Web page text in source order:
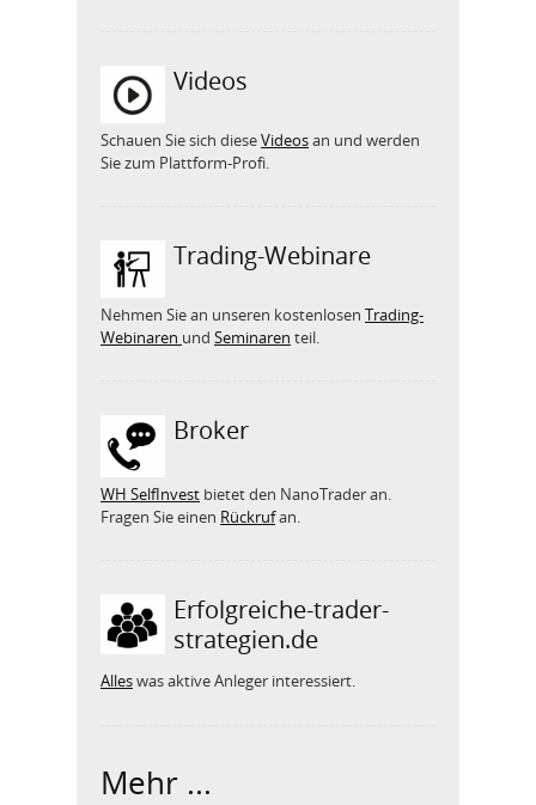
Videos
Schauen Sie sich dieseVideosan und werden
Sie zum Plattform-Profi.
Trading-Webinare
Nehmen Sie an unseren kostenlosen Trading-
Webinaren und Seminaren teil.
Broker
WH SelfInvest bietet den NanoTrader an.
Fragen Sie einen Rückrufan.
Erfolgreiche-trader-
strategien.de
Alleswas aktive Anleger interessiert.
Mehr ...